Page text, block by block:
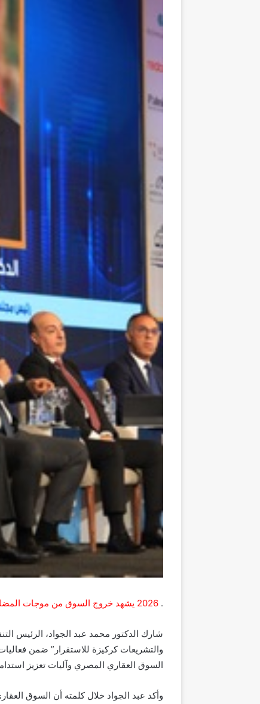
. 2026 يشهد خروج السوق من موجات المضاربة السعرية ودخوله مرحلة أكثر اتزانًا قائمة على الطلب الحقيقي
شارك الدكتور محمد عبد الجواد، الرئيس
والتشريعات كركيزة للاستقرار” ضمن
السوق العقاري المصري وآليات تعزيز
وأكد عبد الجواد خلال كلمته أن السوق